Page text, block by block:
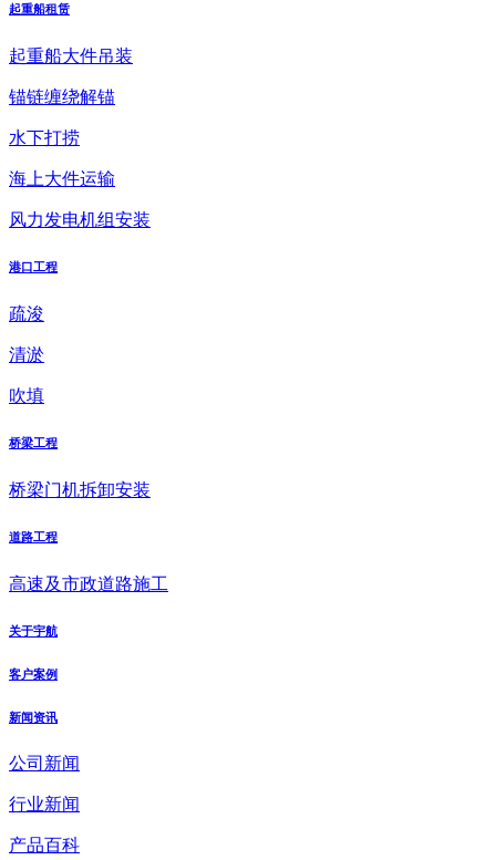
起重船租赁
起重船大件吊装
锚链缠绕解锚
水下打捞
海上大件运输
风力发电机组安装
港口工程
疏浚
清淤
吹填
桥梁工程
桥梁门机拆卸安装
道路工程
高速及市政道路施工
关于宇航
客户案例
新闻资讯
公司新闻
行业新闻
产品百科